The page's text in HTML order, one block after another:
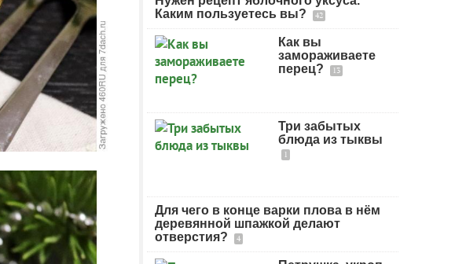
Каким пользуетесь вы?
42
Как вы
замораживаете
перец?
13
Три забытых
блюда из тыквы
1
Для чего в конце варки плова в нём
деревянной шпажкой делают
отверстия?
4